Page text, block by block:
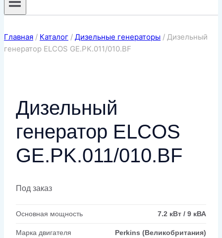
Главная / Каталог / Дизельные генераторы / Дизельный
генератор ELCOS GE.PK.011/010.BF
Дизельный
генератор ELCOS
GE.PK.011/010.BF
Под заказ
Основная мощность 7.2 кВт / 9 кВА
Марка двигателя Perkins (Великобритания)